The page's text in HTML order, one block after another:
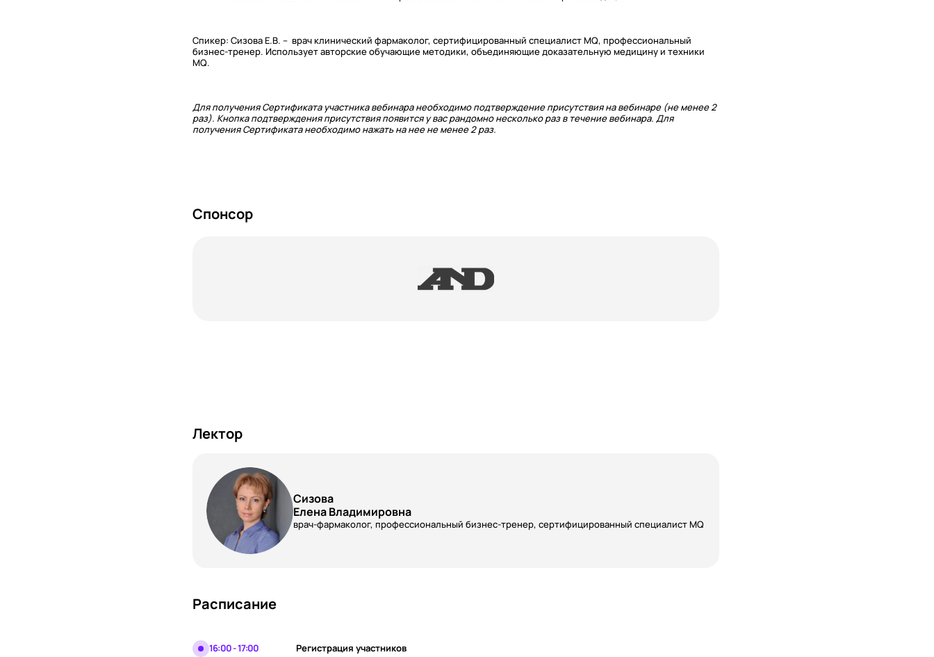
Спикер: Сизова Е.В. – врач клинический фармаколог, сертифицированный специалист MQ, профессиональный
бизнес-тренер. Использует авторские обучающие методики, объединяющие доказательную медицину и техники
MQ.
Для получения Сертификата участника вебинара необходимо подтверждение присутствия на вебинаре (не менее 2
раз). Кнопка подтверждения присутствия появится у вас рандомно несколько раз в течение вебинара. Для
получения Сертификата необходимо нажать на нее не менее 2 раз.
Спонсор
Лектор
Сизова
Елена Владимировна
врач-фармаколог, профессиональный бизнес-тренер, сертифицированный специалист MQ
Расписание
16:00 - 17:00 Регистрация участников